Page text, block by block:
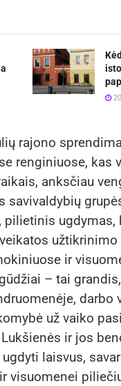
rajono
renginiuose, kas
anksčiau
savivaldybių
ugdymas,
ir
– tai
darbo
už vaiko
ir jos
laisvus,
visuomenei